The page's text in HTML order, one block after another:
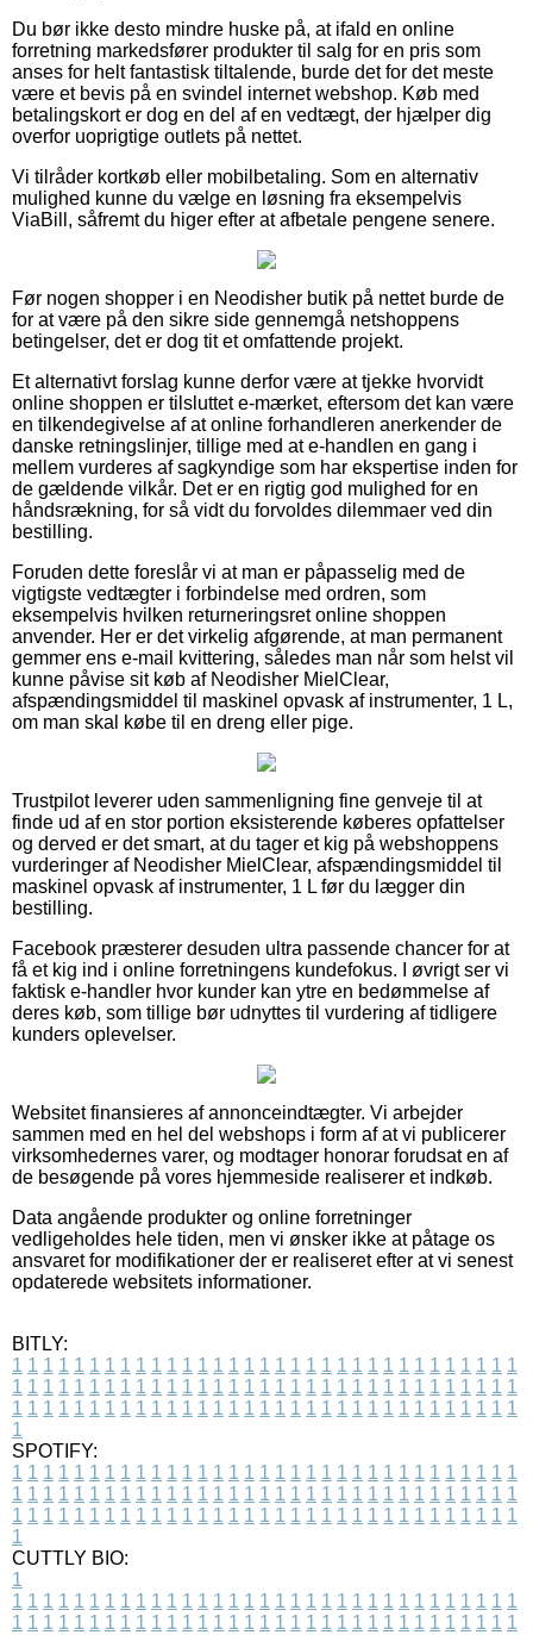
Du bør ikke desto mindre huske på, at ifald en online
forretning markedsfører produkter til salg for en pris som
anses for helt fantastisk tiltalende, burde det for det meste
være et bevis på en svindel internet webshop. Køb med
betalingskort er dog en del af en vedtægt, der hjælper dig
overfor uoprigtige outlets på nettet.
Vi tilråder kortkøb eller mobilbetaling. Som en alternativ
mulighed kunne du vælge en løsning fra eksempelvis
ViaBill, såfremt du higer efter at afbetale pengene senere.
Før nogen shopper i en Neodisher butik på nettet burde de
for at være på den sikre side gennemgå netshoppens
betingelser, det er dog tit et omfattende projekt.
Et alternativt forslag kunne derfor være at tjekke hvorvidt
online shoppen er tilsluttet e-mærket, eftersom det kan være
en tilkendegivelse af at online forhandleren anerkender de
danske retningslinjer, tillige med at e-handlen en gang i
mellem vurderes af sagkyndige som har ekspertise inden for
de gældende vilkår. Det er en rigtig god mulighed for en
håndsrækning, for så vidt du forvoldes dilemmaer ved din
bestilling.
Foruden dette foreslår vi at man er påpasselig med de
vigtigste vedtægter i forbindelse med ordren, som
eksempelvis hvilken returneringsret online shoppen
anvender. Her er det virkelig afgørende, at man permanent
gemmer ens e-mail kvittering, således man når som helst vil
kunne påvise sit køb af Neodisher MielClear,
afspændingsmiddel til maskinel opvask af instrumenter, 1 L,
om man skal købe til en dreng eller pige.
Trustpilot leverer uden sammenligning fine genveje til at
finde ud af en stor portion eksisterende køberes opfattelser
og derved er det smart, at du tager et kig på webshoppens
vurderinger af Neodisher MielClear, afspændingsmiddel til
maskinel opvask af instrumenter, 1 L før du lægger din
bestilling.
Facebook præsterer desuden ultra passende chancer for at
få et kig ind i online forretningens kundefokus. I øvrigt ser vi
faktisk e-handler hvor kunder kan ytre en bedømmelse af
deres køb, som tillige bør udnyttes til vurdering af tidligere
kunders oplevelser.
Websitet finansieres af annonceindtægter. Vi arbejder
sammen med en hel del webshops i form af at vi publicerer
virksomhedernes varer, og modtager honorar forudsat en af
de besøgende på vores hjemmeside realiserer et indkøb.
Data angående produkter og online forretninger
vedligeholdes hele tiden, men vi ønsker ikke at påtage os
ansvaret for modifikationer der er realiseret efter at vi senest
opdaterede websitets informationer.
BITLY:
1 1 1 1 1 1 1 1 1 1 1 1 1 1 1 1 1 1 1 1 1 1 1 1 1 1 1 1 1 1 1 1 1
1 1 1 1 1 1 1 1 1 1 1 1 1 1 1 1 1 1 1 1 1 1 1 1 1 1 1 1 1 1 1 1 1
1 1 1 1 1 1 1 1 1 1 1 1 1 1 1 1 1 1 1 1 1 1 1 1 1 1 1 1 1 1 1 1 1
1
SPOTIFY:
1 1 1 1 1 1 1 1 1 1 1 1 1 1 1 1 1 1 1 1 1 1 1 1 1 1 1 1 1 1 1 1 1
1 1 1 1 1 1 1 1 1 1 1 1 1 1 1 1 1 1 1 1 1 1 1 1 1 1 1 1 1 1 1 1 1
1 1 1 1 1 1 1 1 1 1 1 1 1 1 1 1 1 1 1 1 1 1 1 1 1 1 1 1 1 1 1 1 1
1
CUTTLY BIO:
1
1 1 1 1 1 1 1 1 1 1 1 1 1 1 1 1 1 1 1 1 1 1 1 1 1 1 1 1 1 1 1 1 1
1 1 1 1 1 1 1 1 1 1 1 1 1 1 1 1 1 1 1 1 1 1 1 1 1 1 1 1 1 1 1 1 1